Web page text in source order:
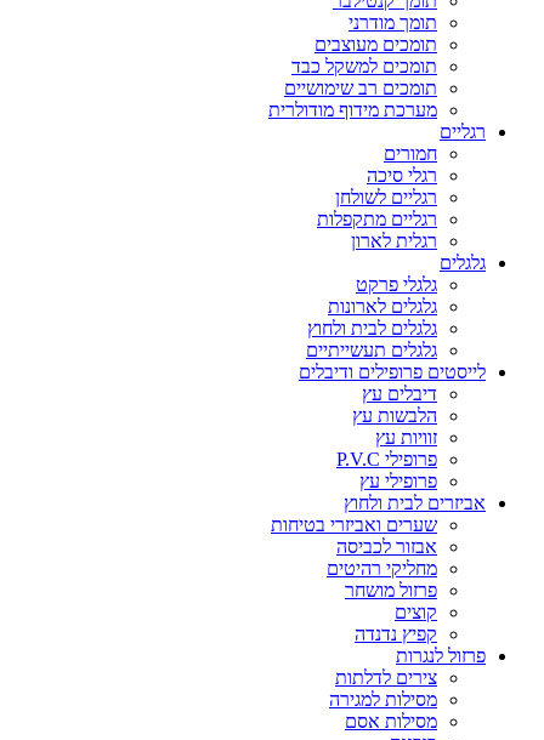
תומך מודרני
תומכים מעוצבים
תומכים למשקל כבד
תומכים רב שימושיים
מערכת מידוף מודולרית
רגליים
חמורים
רגלי סיכה
רגליים לשולחן
רגליים מתקפלות
רגלית לארון
גלגלים
גלגלי פרקט
גלגלים לארונות
גלגלים לבית ולחוץ
גלגלים תעשייתיים
לייסטים פרופילים ודיבלים
דיבלים עץ
הלבשות עץ
זוויות עץ
פרופילי P.V.C
פרופילי עץ
אביזרים לבית ולחוץ
שערים ואביזרי בטיחות
אבזור לכביסה
מחליקי רהיטים
פרזול מושחר
קוצים
קפיץ נדנדה
פרזול לנגרות
צירים לדלתות
מסילות למגירה
מסילות אסם